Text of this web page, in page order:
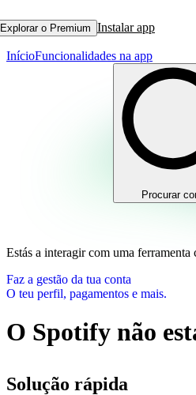
Explorar o Premium Instalar app
InícioFuncionalidades na app
Procurar
Estás a interagir com uma
Faz a gestão da tua conta
O teu perfil, pagamentos e mais.
O Spotify não
Solução rápida